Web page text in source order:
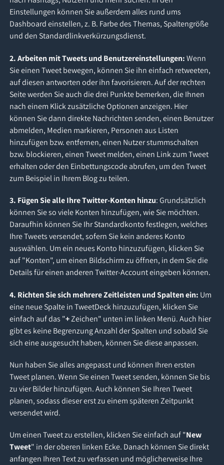
Einstellungen können Sie außerdem alles rund ums
Dashboard einstellen, z. B. Farbe des Themas, Spaltengröße
und den Standardlinkverkürzungsdienst.
2. Arbeiten mit Tweets und Benutzereinstellungen:Wenn
Sie einen Tweet bewegen, können Sie ihn einfach retweeten,
auf diesen antworten oder ihn favorisieren. Auf der rechten
Seite werden Sie auch die drei Punkte bemerken, die Ihnen
nach einem Klick zusätzliche Optionen anzeigen. Hier
können Sie dann direkte Nachrichten senden, einen Benutzer
abmelden, Medien markieren, Personen aus Listen
hinzufügen bzw. entfernen, einen Nutzer stummschalten
bzw. blockieren, einen Tweet melden, einen Link zum Tweet
erhalten oder den Einbettungscode abrufen, um den Tweet
zum Beispiel in Ihrem Blog zu teilen.
3. Fügen Sie alle Ihre Twitter-Konten hinzu: Grundsätzlich
können Sie so viele Konten hinzufügen, wie Sie möchten.
Daraufhin können Sie Ihr Standardkonto festlegen, welches
Ihre Tweets versendet, sofern Sie kein anderes Konto
auswählen. Um ein neues Konto hinzuzufügen, klicken Sie
auf "Konten", um einen Bildschirm zu öffnen, in dem Sie die
Details für einen anderen Twitter-Account eingeben können.
4. Richten Sie sich mehrere Zeitleisten und Spalten ein: Um
eine neue Spalte in TweetDeck hinzuzufügen, klicken Sie
einfach auf das "+Zeichen" unten im linken Menü. Auch hier
gibt es keine Begrenzung Anzahl der Spalten und sobald Sie
sich eine ausgesucht haben, können Sie diese anpassen.
Nun haben Sie alles angepasst und können Ihren ersten
Tweet planen. Wenn Sie einen Tweet senden, können Sie bis
zu vier Bilder hinzufügen. Auch können Sie Ihren Tweet
planen, sodass dieser erst zu einem späteren Zeitpunkt
versendet wird.
Um einen Tweet zu erstellen, klicken Sie einfach auf "New
Tweet" in der oberen linken Ecke. Danach können Sie direkt
anfangen Ihren Text zu verfassen und möglicherweise Ihre